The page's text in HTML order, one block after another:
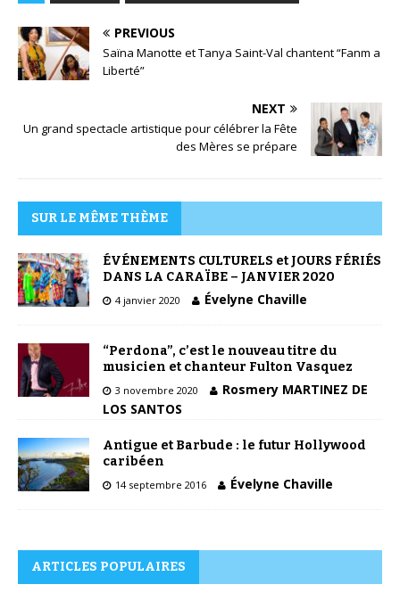
PREVIOUS
Saïna Manotte et Tanya Saint-Val chantent “Fanm a
Liberté”
NEXT
Un grand spectacle artistique pour célébrer la Fête
des Mères se prépare
SUR LE MÊME THÈME
ÉVÉNEMENTS CULTURELS et JOURS FÉRIÉS
DANS LA CARAÏBE – JANVIER 2020
4 janvier 2020 Évelyne Chaville
“Perdona”, c’est le nouveau titre du
musicien et chanteur Fulton Vasquez
3 novembre 2020
Rosmery MARTINEZ DE
LOS SANTOS
Antigue et Barbude : le futur Hollywood
caribéen
14 septembre 2016 Évelyne Chaville
ARTICLES POPULAIRES